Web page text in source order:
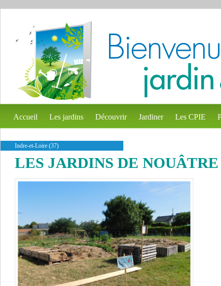
Accueil Les jardins Découvrir Jardiner Les CPIE
Indre-et-Loire (37)
LES JARDINS DE NOUÂTRE